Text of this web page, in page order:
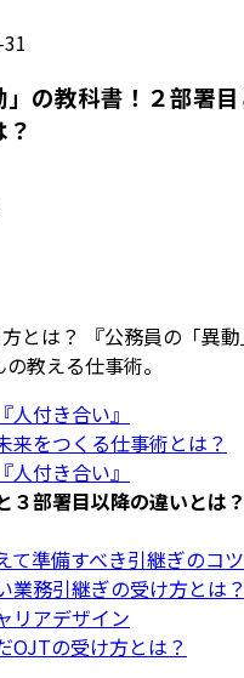
の教科書！２部署
とは？ 『公務員の「異動
教える仕事術。
人付き合い』
来をつくる仕事術とは？
人付き合い』
３部署目以降の違いと
て準備すべき引継ぎのコ
業務引継ぎの受け方とは？
リアデザイン
OJTの受け方とは？